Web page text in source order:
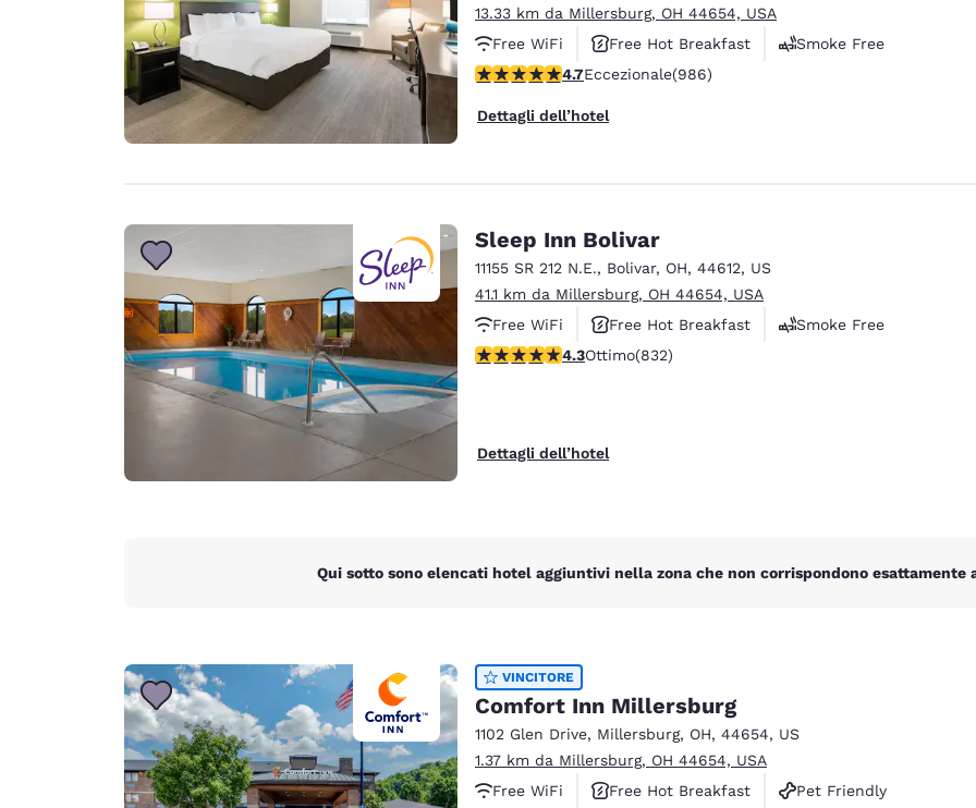
Deutschland
Deutsch
Germany
English
United Kingdom
English
Asia-Pacifico
Australia
English
India
English
13.33 km da Millersburg, OH 44654, USA
Free WiFi
Free Hot Breakfast
Smoke Free
Valutazione di 4.65 stelle. Eccezionale. 986 recensioni
4.7Eccezionale(986)
Dettagli dell’hotel
Sleep Inn Bolivar
11155 SR 212 N.E., Bolivar, OH, 44612, US
41.1 km da Millersburg, OH 44654, USA
Free WiFi
Free Hot Breakfast
Smoke Free
Valutazione di 4.29 stelle. Ottimo. 832 recensioni
4.3Ottimo(832)
Dettagli dell’hotel
Qui sotto sono elencati hotel aggiuntivi nella zona che non corrispondono
VINCITORE
Comfort Inn Millersburg
1102 Glen Drive, Millersburg, OH, 44654, US
1.37 km da Millersburg, OH 44654, USA
Free WiFi
Free Hot Breakfast
Pet Friendly